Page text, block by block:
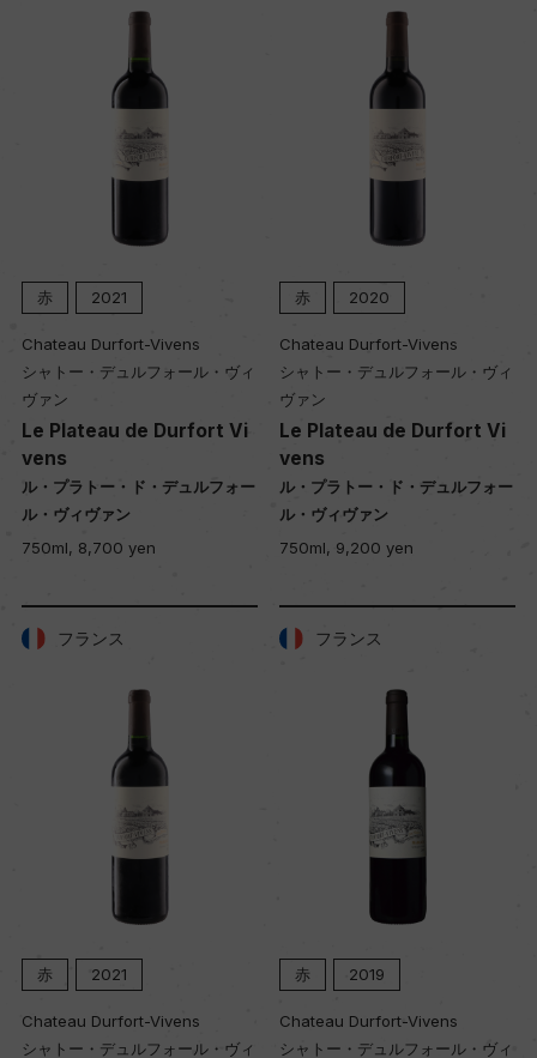
赤 2021
Chateau Durfort-Vivens
シャトー・デュルフォール・ヴィ
ヴァン
Le Plateau de Durfort Vi
vens
ル・プラトー・ド・デュルフォー
ル・ヴィヴァン
750ml, 8,700 yen
赤 2020
Chateau Durfort-Vivens
シャトー・デュルフォール・ヴィ
ヴァン
Le Plateau de Durfort Vi
vens
ル・プラトー・ド・デュルフォー
ル・ヴィヴァン
750ml, 9,200 yen
フランス
赤 2021
Chateau Durfort-Vivens
シャトー・デュルフォール・ヴィ
フランス
赤 2019
Chateau Durfort-Vivens
シャトー・デュルフォール・ヴィ